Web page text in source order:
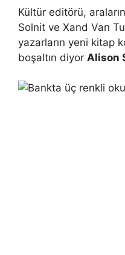
Kültür editörü,
Solnit ve Xand Van
yazarların yeni kitap
boşaltın diyor Alison